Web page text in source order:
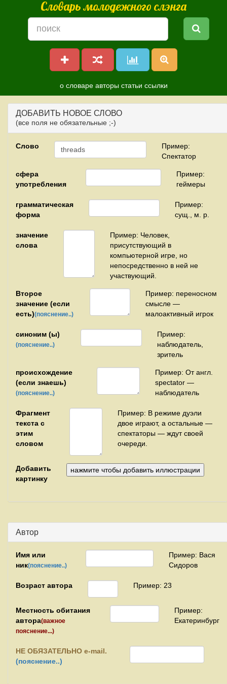
Словарь молодежного слэнга
о словаре авторы статьи ссылки
ДОБАВИТЬ НОВОЕ СЛОВО
(все поля не обязательные ;-)
Слово
Пример:
Спектатор
сфера
употребления
Пример:
геймеры
грамматическая
форма
Пример:
сущ., м. р.
значение
слова
Пример: Человек,
присутствующий в
компьютерной игре, но
непосредственно в ней не
участвующий.
Второе
значение (если
есть)(пояснение..)
Пример: переносном
смысле —
малоактивный игрок
синоним (ы)
(пояснение..)
Пример:
наблюдатель,
зритель
происхождение
(если знаешь)
(пояснение..)
Пример: От англ.
spectator —
наблюдатель
Фрагмент
текста с
этим
словом
Пример: В режиме дуэли
двое играют, а остальные —
спектаторы — ждут своей
очереди.
Добавить
картинку
Автор
Имя или
ник(пояснение..)
Пример: Вася
Сидоров
Возраст автора Пример: 23
Местность обитания
автора(важное
пояснение...)
Пример:
Екатеринбург
НЕ ОБЯЗАТЕЛЬНО e-mail.
(пояснение..)